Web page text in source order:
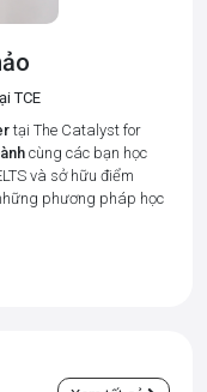
TCE
tại The Catalyst for
cùng các bạn học
và sở hữu điểm
phương pháp học
giáo viên luôn đặt 3